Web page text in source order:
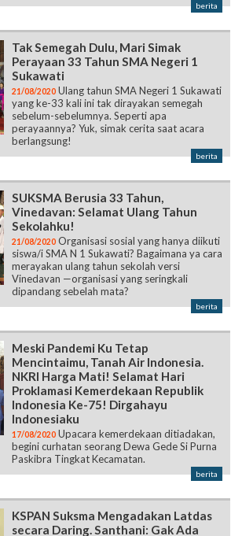
berita
Tak Semegah Dulu, Mari Simak
Perayaan 33 Tahun SMA Negeri 1
Sukawati
21/08/2020 Ulang tahun SMA Negeri 1 Sukawati
yang ke-33 kali ini tak dirayakan semegah
sebelum-sebelumnya. Seperti apa
perayaannya? Yuk, simak cerita saat acara
berlangsung!
berita
SUKSMA Berusia 33 Tahun,
Vinedavan: Selamat Ulang Tahun
Sekolahku!
21/08/2020 Organisasi sosial yang hanya diikuti
siswa/i SMA N 1 Sukawati? Bagaimana ya cara
merayakan ulang tahun sekolah versi
Vinedavan —organisasi yang seringkali
dipandang sebelah mata?
berita
Meski Pandemi Ku Tetap
Mencintaimu, Tanah Air Indonesia.
NKRI Harga Mati! Selamat Hari
Proklamasi Kemerdekaan Republik
Indonesia Ke-75! Dirgahayu
Indonesiaku
17/08/2020 Upacara kemerdekaan ditiadakan,
begini curhatan seorang Dewa Gede Si Purna
Paskibra Tingkat Kecamatan.
berita
KSPAN Suksma Mengadakan Latdas
secara Daring. Santhani: Gak Ada